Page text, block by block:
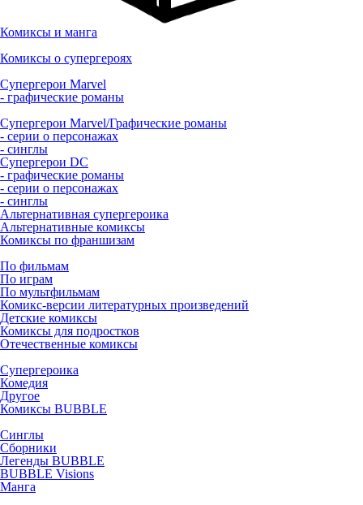
Комиксы и манга
Комиксы о супергероях
Супергерои Marvel
- графические романы
Супергерои Marvel/Графические романы
- серии о персонажах
- синглы
Супергерои DC
- графические романы
- серии о персонажах
- синглы
Альтернативная супергероика
Альтернативные комиксы
Комиксы по франшизам
По фильмам
По играм
По мультфильмам
Комикс-версии литературных произведений
Детские комиксы
Комиксы для подростков
Отечественные комиксы
Супергероика
Комедия
Другое
Комиксы BUBBLE
Синглы
Сборники
Легенды BUBBLE
BUBBLE Visions
Манга